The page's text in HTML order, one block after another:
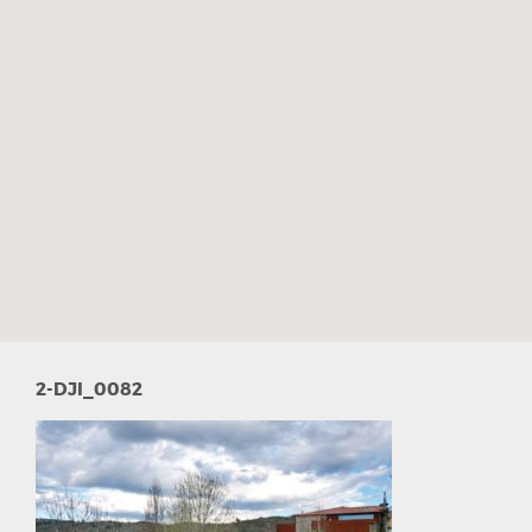
2-DJI_0082